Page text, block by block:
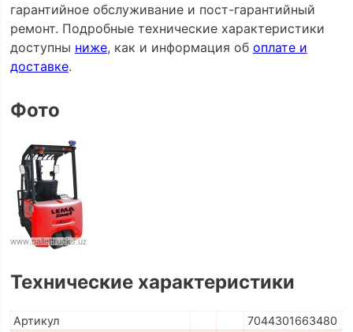
гарантийное обслуживание и пост-гарантийный
ремонт. Подробные технические характеристики
доступны ниже, как и информация об оплате и
доставке.
Фото
Технические характеристики
Артикул
7044301663480